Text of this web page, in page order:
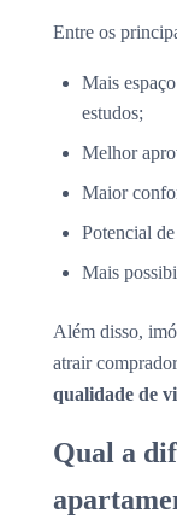
Entre os
Mais
estudos;
Melhor
Maior
Potencial
Mais
Além disso,
atrair
qualidade de
Qual a